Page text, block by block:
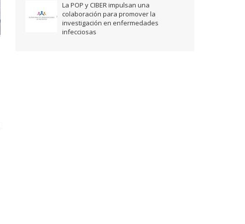
La POP y CIBER impulsan una
colaboración para promover la
investigación en enfermedades
infecciosas